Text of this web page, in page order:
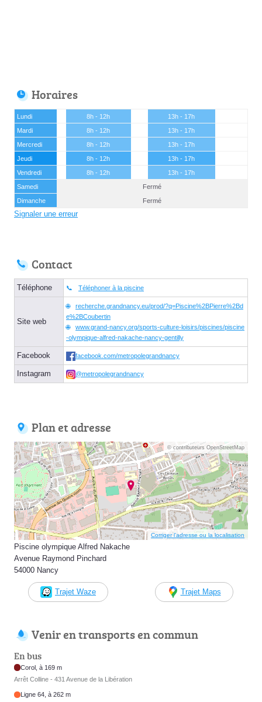
Horaires
Lundi 8h - 12h
13h - 17h
Mardi
8h - 12h
13h - 17h
Mercredi
8h - 12h
13h - 17h
Jeudi
8h - 12h
13h - 17h
Vendredi
8h - 12h
13h - 17h
Samedi
Fermé
Dimanche
Fermé
Signaler une erreur
Contact
Téléphone Téléphoner à la piscine
Site web
recherche.grandnancy.eu/prod/?q=Piscine%2BPierre%2Bd
e%2BCoubertin
www.grand-nancy.org/sports-culture-loisirs/piscines/piscine
-olympique-alfred-nakache-nancy-gentilly
Facebook facebook.com/metropolegrandnancy
Instagram @metropolegrandnancy
Plan et adresse
© contributeurs OpenStreetMap
Corriger l’adresse ou la localisation
Piscine olympique Alfred Nakache
Avenue Raymond Pinchard
54000 Nancy
Trajet Waze Trajet Maps
Venir en transports en commun
En bus
Corol, à 169 m
Arrêt Colline - 431 Avenue de la Libération
Ligne 64, à 262 m